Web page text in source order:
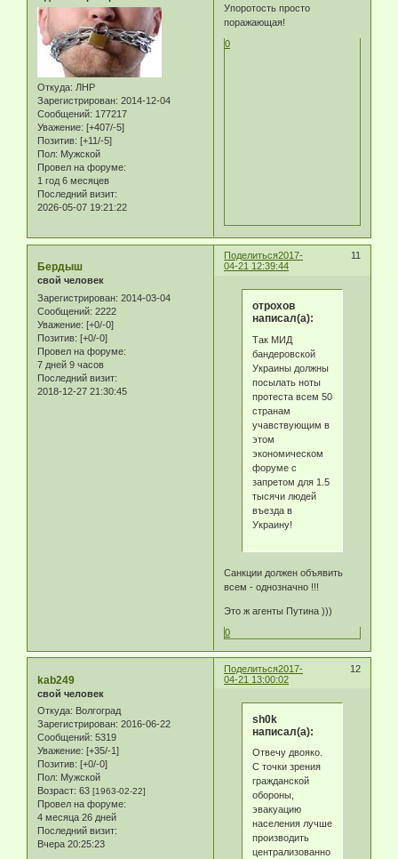
Откуда: ЛНР
Зарегистрирован: 2014-12-04
Сообщений: 177217
Уважение: [+407/-5]
Позитив: [+11/-5]
Пол: Мужской
Провел на форуме:
1 год 6 месяцев
Последний визит:
2026-05-07 19:21:22
Упоротость просто
поражающая!
0
Поделиться 11
2017-
04-21 12:39:44
Бердыш
свой человек
Зарегистрирован: 2014-03-04
Сообщений: 2222
Уважение: [+0/-0]
Позитив: [+0/-0]
Провел на форуме:
7 дней 9 часов
Последний визит:
2018-12-27 21:30:45
отрохов
написал(а):
Так МИД
бандеровской
Украины должны
посылать ноты
протеста всем 50
странам
учавствующим в
этом
экономическом
форуме с
запретом для 1.5
тысячи людей
въезда в
Украину!
Санкции должен объявить
всем - однозначно !!!
Это ж агенты Путина )))
0
Поделиться 12
2017-
04-21 13:00:02
kab249
свой человек
Откуда: Волгоград
Зарегистрирован: 2016-06-22
Сообщений: 5319
Уважение: [+35/-1]
Позитив: [+0/-0]
Пол: Мужской
Возраст: 63 [1963-02-22]
Провел на форуме:
4 месяца 26 дней
Последний визит:
Вчера 20:25:23
sh0k
написал(а):
Отвечу двояко.
С точки зрения
гражданской
обороны,
эвакуацию
населения лучше
производить
централизованно